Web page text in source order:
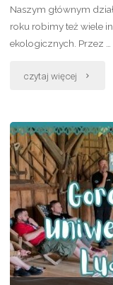
Naszym głównym
roku robimy też wiele
ekologicznych. Przez …
czytaj więcej "Patronat
–
forma
dla